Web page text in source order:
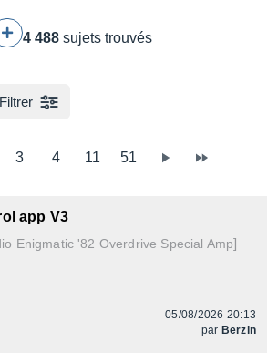
4 488 sujets trouvés
Filtrer
3 4 11 51
app V3
Enigmatic '82 Overdrive Special Amp]
05/08/2026 20:13
par Berzin